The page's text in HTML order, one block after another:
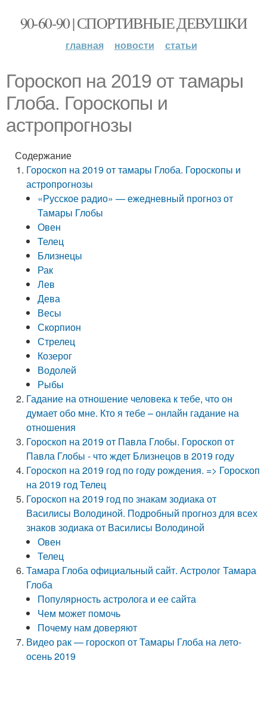
90-60-90 | СПОРТИВНЫЕ ДЕВУШКИ
главная новости статьи
Гороскоп на 2019 от тамары
Глоба. Гороскопы и
астропрогнозы
Содержание
Гороскоп на 2019 от тамары Глоба. Гороскопы и
астропрогнозы
«Русское радио» — ежедневный прогноз от
Тамары Глобы
Овен
Телец
Близнецы
Рак
Лев
Дева
Весы
Скорпион
Стрелец
Козерог
Водолей
Рыбы
Гадание на отношение человека к тебе, что он
думает обо мне. Кто я тебе – онлайн гадание на
отношения
Гороскоп на 2019 от Павла Глобы. Гороскоп от
Павла Глобы - что ждет Близнецов в 2019 году
Гороскоп на 2019 год по году рождения. => Гороскоп
на 2019 год Телец
Гороскоп на 2019 год по знакам зодиака от
Василисы Володиной. Подробный прогноз для всех
знаков зодиака от Василисы Володиной
Овен
Телец
Тамара Глоба официальный сайт. Астролог Тамара
Глоба
Популярность астролога и ее сайта
Чем может помочь
Почему нам доверяют
Видео рак — гороскоп от Тамары Глоба на лето-
осень 2019